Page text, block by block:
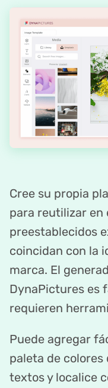
Cree su propia
para reutilizar en
preestablecidos
coincidan con la
marca. El
DynaPictures es
requieren
Puede agregar
paleta de colores
textos y localice